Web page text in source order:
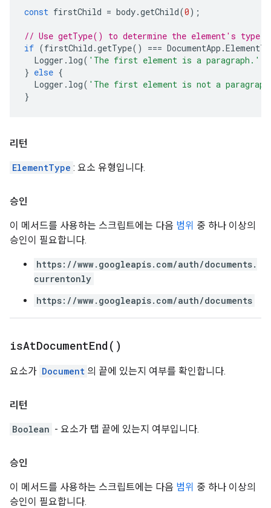
const firstChild = body.getChild(0);
// Use getType() to determine the element's type.
if (firstChild .getType() === DocumentApp .
Logger . log( 'The first element is a paragraph.'
} else {
Logger . log( 'The first element is not a
}
리턴
ElementType : 요소 유형입니다.
승인
이 메서드를 사용하는 스크립트에는 다음 범위 중 하나 이상의
승인이 필요합니다.
https://www.googleapis.com/auth/documents.
currentonly
https://www.googleapis.com/auth/documents
isAtDocumentEnd( )
요소가 Document 의 끝에 있는지 여부를 확인합니다.
리턴
Boolean - 요소가 탭 끝에 있는지 여부입니다.
승인
이 메서드를 사용하는 스크립트에는 다음 범위 중 하나 이상의
승인이 필요합니다.